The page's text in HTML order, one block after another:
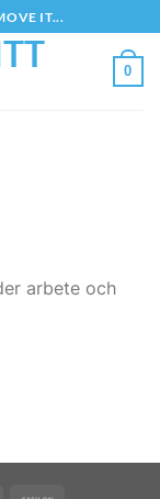
IT...
0
arbete och